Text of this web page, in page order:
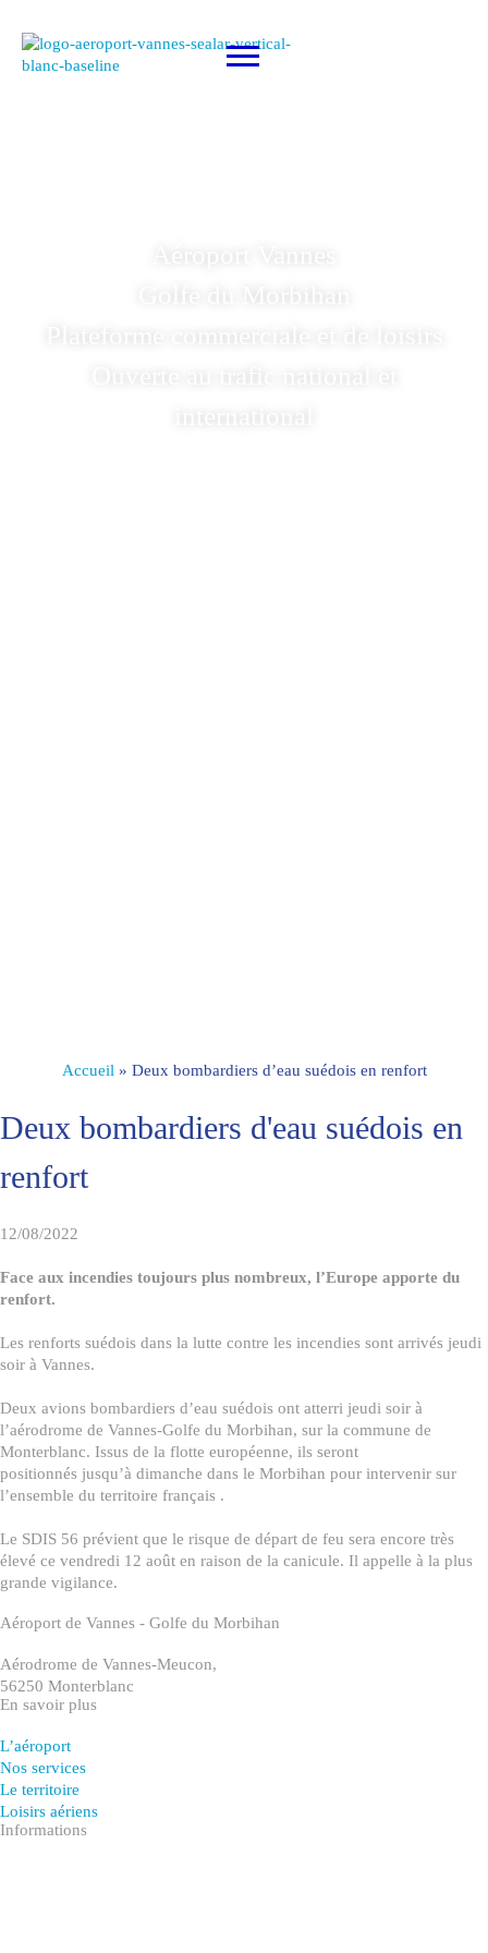
Accueil » Deux bombardiers d’eau suédois en renfort
Deux bombardiers d'eau suédois en
renfort
12/08/2022
Face aux incendies toujours plus nombreux, l’Europe apporte du
renfort.
Les renforts suédois dans la lutte contre les incendies sont arrivés jeudi
soir à Vannes.
Deux avions bombardiers d’eau suédois ont atterri jeudi soir à
l’aérodrome de Vannes-Golfe du Morbihan, sur la commune de
Monterblanc. Issus de la flotte européenne, ils seront
positionnés jusqu’à dimanche dans le Morbihan pour intervenir sur
l’ensemble du territoire français .
Le SDIS 56 prévient que le risque de départ de feu sera encore très
élevé ce vendredi 12 août en raison de la canicule. Il appelle à la plus
grande vigilance.
Aéroport de Vannes - Golfe du Morbihan
Aérodrome de Vannes-Meucon,
56250 Monterblanc
En savoir plus
L’aéroport
Nos services
Le territoire
Loisirs aériens
Informations